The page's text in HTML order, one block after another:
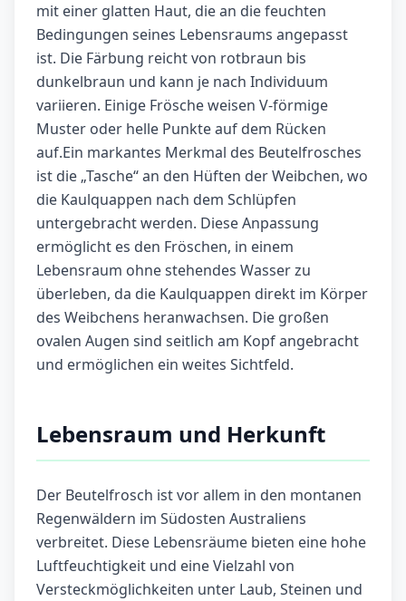
mit einer glatten Haut, die an die feuchten
Bedingungen seines Lebensraums angepasst
ist. Die Färbung reicht von rotbraun bis
dunkelbraun und kann je nach Individuum
variieren. Einige Frösche weisen V-förmige
Muster oder helle Punkte auf dem Rücken
auf.Ein markantes Merkmal des Beutelfrosches
ist die „Tasche“ an den Hüften der Weibchen, wo
die Kaulquappen nach dem Schlüpfen
untergebracht werden. Diese Anpassung
ermöglicht es den Fröschen, in einem
Lebensraum ohne stehendes Wasser zu
überleben, da die Kaulquappen direkt im Körper
des Weibchens heranwachsen. Die großen
ovalen Augen sind seitlich am Kopf angebracht
und ermöglichen ein weites Sichtfeld.
Lebensraum und Herkunft
Der Beutelfrosch ist vor allem in den montanen
Regenwäldern im Südosten Australiens
verbreitet. Diese Lebensräume bieten eine hohe
Luftfeuchtigkeit und eine Vielzahl von
Versteckmöglichkeiten unter Laub, Steinen und